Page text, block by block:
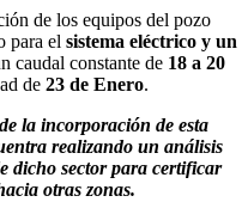
de los equipos del pozo
para el sistema eléctrico y un
caudal constante de 18 a 20
de 23 de Enero.
la incorporación de esta
realizando un análisis
dicho sector para certificar
otras zonas.